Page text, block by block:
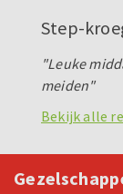
Step-
"Leuke
meiden"
Bekijk alle